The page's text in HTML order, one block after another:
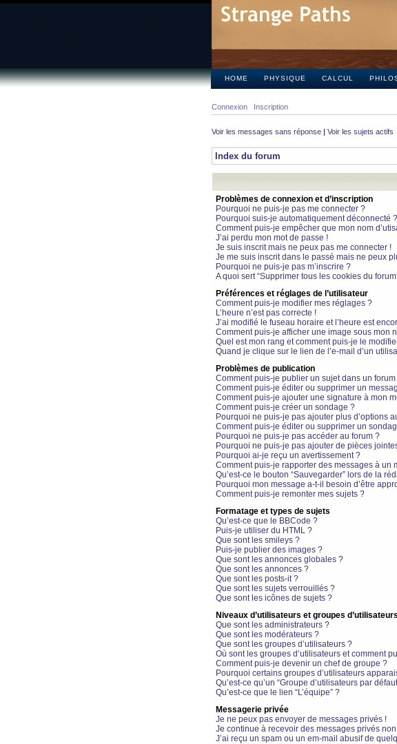
HOME PHYSIQUE CALCUL
Connexion Inscription
Voir les messages sans réponse | Voir les sujets actifs
Index du forum
Problèmes de connexion et d’inscription
Pourquoi ne puis-je pas me connecter ?
Pourquoi suis-je automatiquement déconnecté ?
Comment puis-je empêcher que mon nom
J’ai perdu mon mot de passe !
Je suis inscrit mais ne peux pas me connecter !
Je me suis inscrit dans le passé mais ne peux
Pourquoi ne puis-je pas m’inscrire ?
A quoi sert “Supprimer tous les cookies du
Préférences et réglages de l’utilisateur
Comment puis-je modifier mes réglages ?
L’heure n’est pas correcte !
J’ai modifié le fuseau horaire et l’heure est
Comment puis-je afficher une image sous mon
Quel est mon rang et comment puis-je le
Quand je clique sur le lien de l’e-mail d’un
Problèmes de publication
Comment puis-je publier un sujet dans un forum
Comment puis-je éditer ou supprimer un
Comment puis-je ajouter une signature à mon
Comment puis-je créer un sondage ?
Pourquoi ne puis-je pas ajouter plus d’options
Comment puis-je éditer ou supprimer un
Pourquoi ne puis-je pas accéder au forum ?
Pourquoi ne puis-je pas ajouter de pièces
Pourquoi ai-je reçu un avertissement ?
Comment puis-je rapporter des messages à un
Qu’est-ce le bouton “Sauvegarder” lors de la
Pourquoi mon message a-t-il besoin d’être
Comment puis-je remonter mes sujets ?
Formatage et types de sujets
Qu’est-ce que le BBCode ?
Puis-je utiliser du HTML ?
Que sont les smileys ?
Puis-je publier des images ?
Que sont les annonces globales ?
Que sont les annonces ?
Que sont les posts-it ?
Que sont les sujets verrouillés ?
Que sont les icônes de sujets ?
Niveaux d’utilisateurs et groupes d’utilisateurs
Que sont les administrateurs ?
Que sont les modérateurs ?
Que sont les groupes d’utilisateurs ?
Où sont les groupes d’utilisateurs et comment
Comment puis-je devenir un chef de groupe ?
Pourquoi certains groupes d’utilisateurs
Qu’est-ce qu’un “Groupe d’utilisateurs par
Qu’est-ce que le lien “L’équipe” ?
Messagerie privée
Je ne peux pas envoyer de messages privés !
Je continue à recevoir des messages privés
J’ai reçu un spam ou un em-mail abusif de